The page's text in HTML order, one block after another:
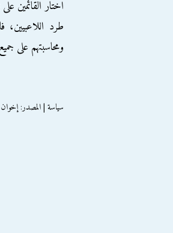
اختار القائمين
طرد
ومحاسبتهم على
سياسة | المصدر: إخوان أون